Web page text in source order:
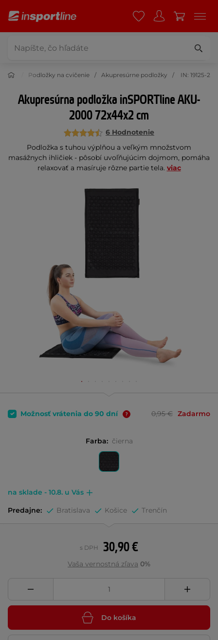
Podložky na cvičenie Akupresúrne podložky IN: 19125-2
Akupresúrna podložka inSPORTline AKU-
2000 72x44x2 cm
6 Hodnotenie
Podložka s tuhou výplňou a veľkým množstvom
masážnych ihličiek - pôsobí uvoľňujúcim dojmom, pomáha
relaxovať a masíruje rôzne partie tela. viac
Možnosť vrátenia do 90 dní 0,95 € Zadarmo
Farba: čierna
na sklade - 10.8. u Vás
Predajne: Bratislava Košice Trenčín
30,90 €
s DPH
Vaša vernostná zľava 0%
Do košíka